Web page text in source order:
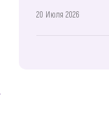
20 Июля 2026